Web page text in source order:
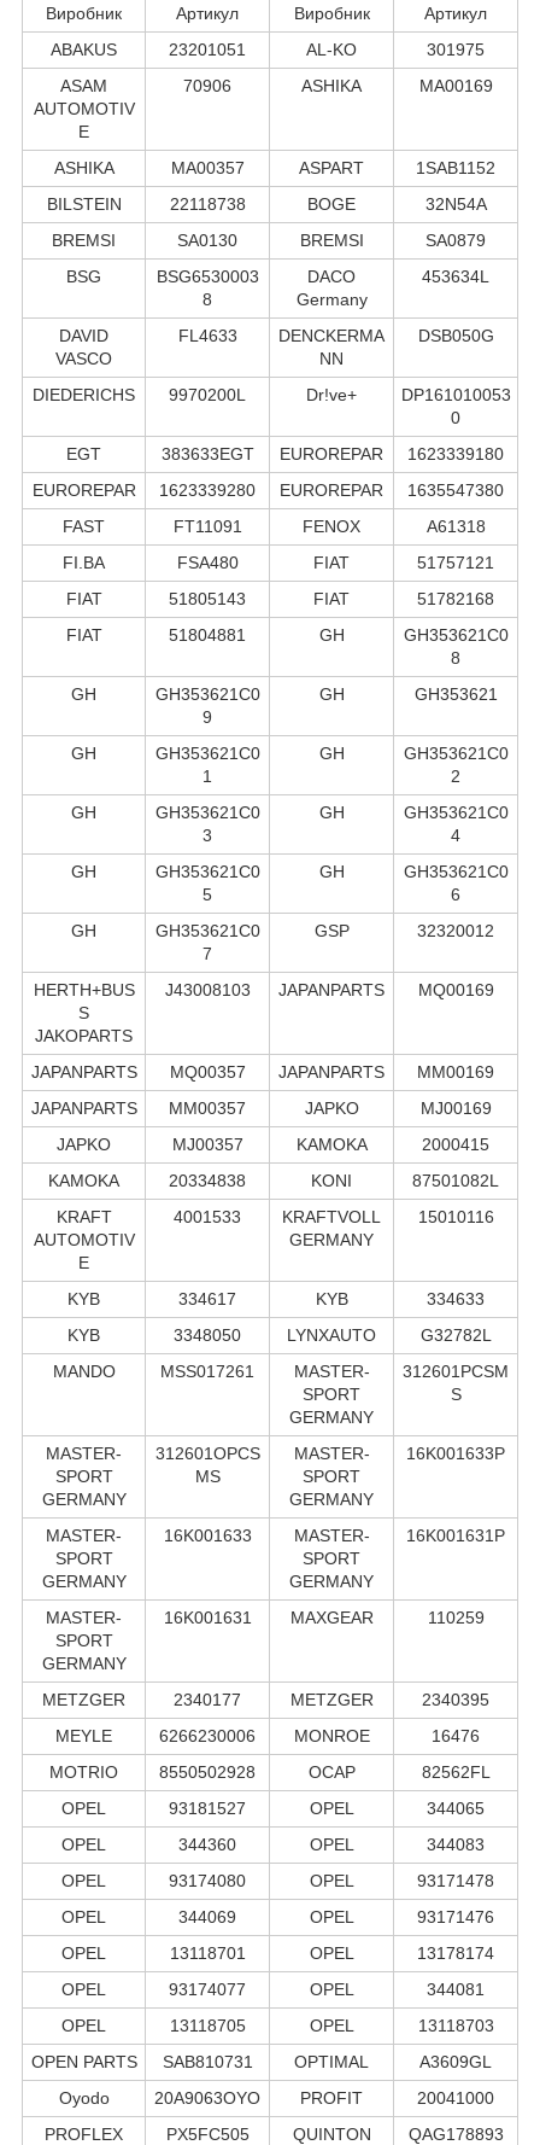
Виробник Артикул Виробник
Артикул
ABAKUS
23201051 AL-KO
301975
ASAM
AUTOMOTIV
E
70906 ASHIKA MA00169
ASHIKA MA00357 ASPART
1SAB1152
BILSTEIN
22118738 BOGE
32N54A
BREMSI
SA0130 BREMSI
SA0879
BSG
BSG6530003
8
DACO
Germany
453634L
DAVID
VASCO
FL4633
DENCKERMA
NN
DSB050G
DIEDERICHS 9970200L Dr!ve+
DP161010053
0
EGT
383633EGT EUROREPAR
1623339180
EUROREPAR
1623339280 EUROREPAR
1635547380
FAST
FT11091 FENOX
A61318
FI.BA
FSA480 FIAT
51757121
FIAT
51805143 FIAT
51782168
FIAT
51804881 GH
GH353621C0
8
GH
GH353621C0
9
GH GH353621
GH
GH353621C0
1
GH
GH353621C0
2
GH
GH353621C0
3
GH
GH353621C0
4
GH
GH353621C0
5
GH
GH353621C0
6
GH
GH353621C0
7
GSP 32320012
HERTH+BUS
S
JAKOPARTS
J43008103 JAPANPARTS MQ00169
JAPANPARTS MQ00357 JAPANPARTS
MM00169
JAPANPARTS
MM00357 JAPKO
MJ00169
JAPKO
MJ00357 KAMOKA
2000415
KAMOKA
20334838 KONI
87501082L
KRAFT
AUTOMOTIV
E
4001533
KRAFTVOLL
GERMANY
15010116
KYB 334617 KYB
334633
KYB
3348050 LYNXAUTO
G32782L
MANDO
MSS017261
MASTER-
SPORT
GERMANY
312601PCSM
S
MASTER-
SPORT
GERMANY
312601OPCS
MS
MASTER-
SPORT
GERMANY
16K001633P
MASTER-
SPORT
GERMANY
16K001633
MASTER-
SPORT
GERMANY
16K001631P
MASTER-
SPORT
GERMANY
16K001631 MAXGEAR 110259
METZGER 2340177 METZGER
2340395
MEYLE
6266230006 MONROE
16476
MOTRIO
8550502928 OCAP
82562FL
OPEL
93181527 OPEL
344065
OPEL
344360 OPEL
344083
OPEL
93174080 OPEL
93171478
OPEL
344069 OPEL
93171476
OPEL
13118701 OPEL
13178174
OPEL
93174077 OPEL
344081
OPEL
13118705 OPEL
13118703
OPEN PARTS
SAB810731 OPTIMAL
A3609GL
Oyodo
20A9063OYO PROFIT
20041000
PROFLEX
PX5FC505
QUINTON
QAG178893